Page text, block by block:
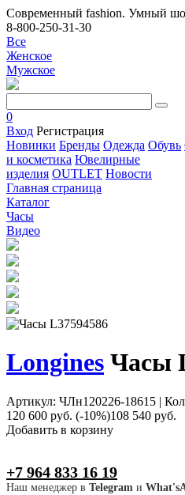
Современный fashion. Умный
8-800-250-31-30
Все
Женское
Мужское
0
Вход Регистрация
Новинки Бренды Одежда Обувь
и косметика Ювелирные
изделия OUTLET Новости
Главная страница
Каталог
Часы
Видео
Longines Часы
Артикул: ЧЛн120226-18615 |
120 600 руб. (-10%)108 540 руб.
Добавить в корзину
+7 964 833 16 19
Наш менеджер в Telegram и